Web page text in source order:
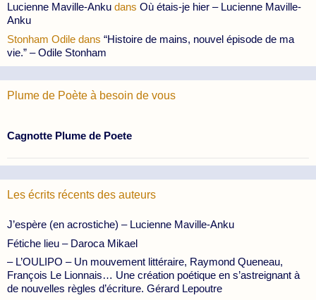
Lucienne Maville-Anku dans Où étais-je hier – Lucienne Maville-
Anku
Stonham Odile dans “Histoire de mains, nouvel épisode de ma
vie.” – Odile Stonham
Plume de Poète à besoin de vous
Cagnotte Plume de Poete
Les écrits récents des auteurs
J’espère (en acrostiche) – Lucienne Maville-Anku
Fétiche lieu – Daroca Mikael
– L’OULIPO – Un mouvement littéraire, Raymond Queneau,
François Le Lionnais… Une création poétique en s’astreignant à
de nouvelles règles d’écriture. Gérard Lepoutre